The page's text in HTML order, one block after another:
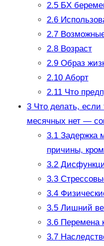
2.5БХ
2.6
2.7
2.8Возраст
2.9Образ
2.10Аборт
2.11Что
3Что делать, если
месячных нет —
3.1Задержка
причины,
3.2
3.3
3.4
3.5Лишний
3.6Перемена
3.7